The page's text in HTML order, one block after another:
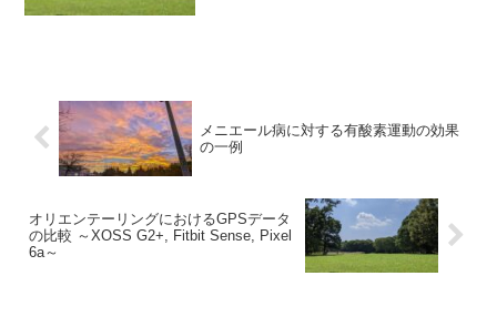
メニエール病に対する有酸素運動の効果
の一例
オリエンテーリングにおけるGPSデータ
の比較 ～XOSS G2+, Fitbit Sense, Pixel
6a～